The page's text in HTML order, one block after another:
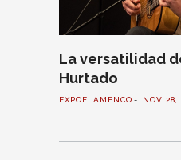
La versatilidad
Hurtado
EXPOFLAMENCO NOV 28,